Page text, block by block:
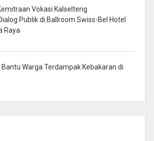
Vokasi Kalselteng
Publik di Ballroom Swiss-Bel Hotel
Raya
Warga Terdampak Kebakaran di